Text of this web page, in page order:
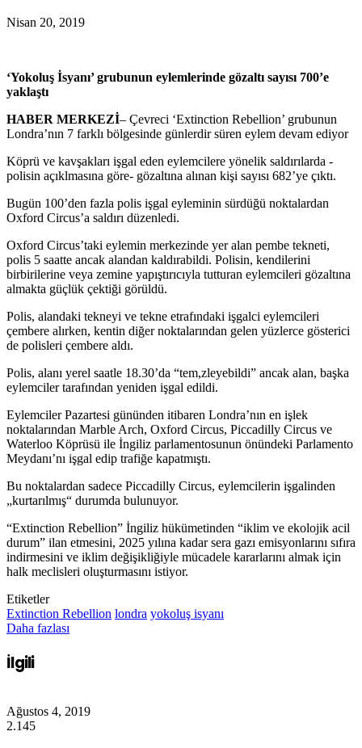
Nisan 20, 2019
‘Yokoluş İsyanı’ grubunun eylemlerinde gözaltı sayısı 700’e
yaklaştı
HABER MERKEZİ– Çevreci ‘Extinction Rebellion’ grubunun
Londra’nın 7 farklı bölgesinde günlerdir süren eylem devam ediyor
Köprü ve kavşakları işgal eden eylemcilere yönelik saldırılarda -
polisin açıklmasına göre- gözaltına alınan kişi sayısı 682’ye çıktı.
Bugün 100’den fazla polis işgal eyleminin sürdüğü noktalardan
Oxford Circus’a saldırı düzenledi.
Oxford Circus’taki eylemin merkezinde yer alan pembe tekneti,
polis 5 saatte ancak alandan kaldırabildi. Polisin, kendilerini
birbirilerine veya zemine yapıştırıcıyla tutturan eylemcileri gözaltına
almakta güçlük çektiği görüldü.
Polis, alandaki tekneyi ve tekne etrafındaki işgalci eylemcileri
çembere alırken, kentin diğer noktalarından gelen yüzlerce gösterici
de polisleri çembere aldı.
Polis, alanı yerel saatle 18.30’da “tem,zleyebildi” ancak alan, başka
eylemciler tarafından yeniden işgal edildi.
Eylemciler Pazartesi gününden itibaren Londra’nın en işlek
noktalarından Marble Arch, Oxford Circus, Piccadilly Circus ve
Waterloo Köprüsü ile İngiliz parlamentosunun önündeki Parlamento
Meydanı’nı işgal edip trafiğe kapatmıştı.
Bu noktalardan sadece Piccadilly Circus, eylemcilerin işgalinden
„kurtarılmış“ durumda bulunuyor.
“Extinction Rebellion” İngiliz hükümetinden “iklim ve ekolojik acil
durum” ilan etmesini, 2025 yılına kadar sera gazı emisyonlarını sıfıra
indirmesini ve iklim değişikliğiyle mücadele kararlarını almak için
halk meclisleri oluşturmasını istiyor.
Etiketler
Extinction Rebellion londra yokoluş isyanı
Daha fazlası
İlgili
Ağustos 4, 2019
2.145